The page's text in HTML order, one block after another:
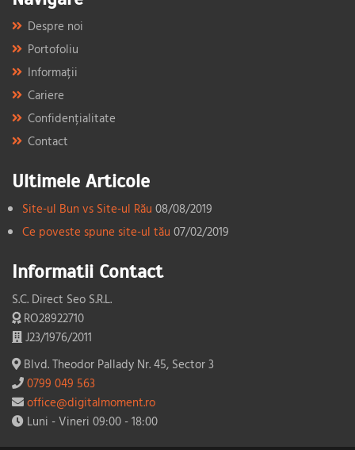
Despre noi
Portofoliu
Informații
Cariere
Confidențialitate
Contact
Ultimele Articole
Site-ul Bun vs Site-ul Rău 08/08/2019
Ce poveste spune site-ul tău 07/02/2019
Informatii Contact
S.C. Direct Seo S.R.L.
RO28922710
J23/1976/2011
Blvd. Theodor Pallady Nr. 45, Sector 3
0799 049 563
office@digitalmoment.ro
Luni - Vineri 09:00 - 18:00